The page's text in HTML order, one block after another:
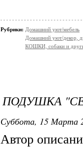
Рубрики: Домашний уют/мебель
Домашний уют/декор,
КОШКИ, собаки и
ПОДУШКА
Суббота, 15 Марта
Автор